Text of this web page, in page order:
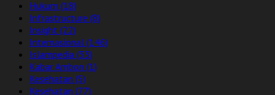
Hukum (18)
Infrastructure (8)
Insight (22)
Internasional (146)
Islampedia (33)
Kabar Ambon (1)
Kesehatan (5)
Kesehatan (77)